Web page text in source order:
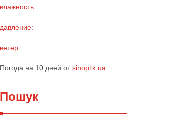
влажность:
давление:
ветер:
Погода на 10 дней отsinoptik.ua
Пошук